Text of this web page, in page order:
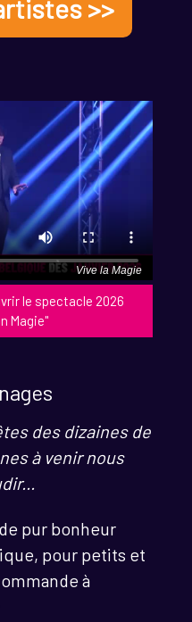
>>
le spectacle 2026
Magie"
Vive la Magie
des dizaines de
à venir nous
pur bonheur
pour petits et
à